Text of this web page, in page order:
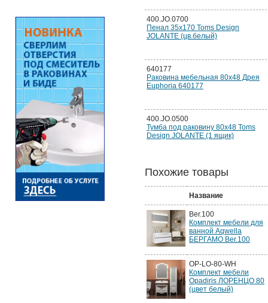
400.JO.0700
Пенал 35х170 Toms Design
JOLANTE (цв.белый)
640177
Раковина мебельная 80x48 Дрея
Euphoria 640177
400.JO.0500
Тумба под раковину 80х48 Toms
Design JOLANTE (1 ящик)
Похожие товары
Название
Ber.100
Комплект мебели для
ванной Aqwella
БЕРГАМО Ber.100
OP-LO-80-WH
Комплект мебели
Opadiris ЛОРЕНЦО 80
(цвет белый)